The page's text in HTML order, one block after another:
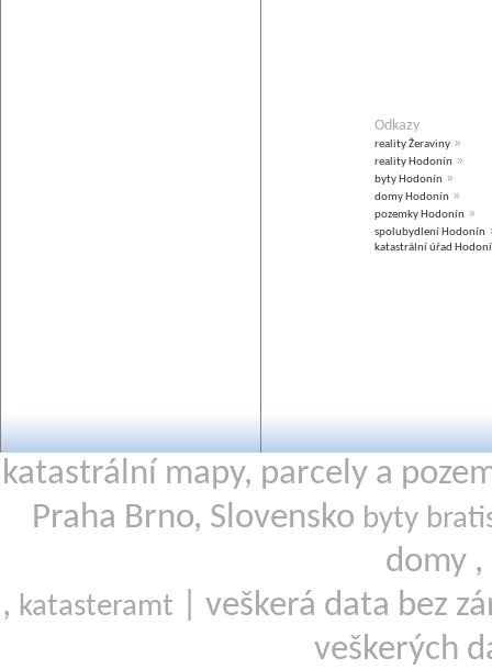
Odkazy
reality Žeraviny »
reality Hodonín »
byty Hodonín »
domy Hodonín »
pozemky Hodonín »
spolubydlení Hodonín
katastrální úřad
katastrální mapy, parcely a
Praha Brno, Slovensko byty
domy ,
, katasteramt
| veškerá data bez
veškerých